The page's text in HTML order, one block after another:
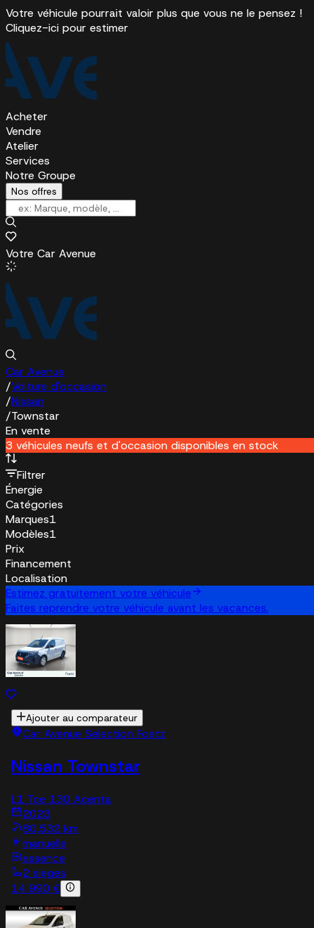
Votre véhicule pourrait valoir plus que vous ne le pensez !
Cliquez-ici pour estimer
Acheter
Vendre
Atelier
Services
Notre Groupe
Nos offres
Votre Car Avenue
Car Avenue
/Voiture d'occasion
/Nissan
/Townstar
En vente
3 véhicules neufs et d'occasion disponibles en stock
Filtrer
Énergie
Catégories
Marques1
Modèles1
Prix
Financement
Localisation
Estimez gratuitement votre véhicule
Faites reprendre votre véhicule avant les vacances.
Ajouter au comparateur
Car Avenue Selection Foetz
Nissan Townstar
L1 Tce 130 Acenta
2023
80,532 km
manuelle
essence
2 sieges
14 990 €